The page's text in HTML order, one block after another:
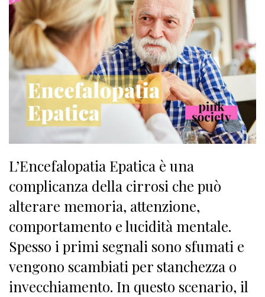
L’Encefalopatia Epatica è una
complicanza della cirrosi che può
alterare memoria, attenzione,
comportamento e lucidità mentale.
Spesso i primi segnali sono sfumati e
vengono scambiati per stanchezza o
invecchiamento. In questo scenario, il